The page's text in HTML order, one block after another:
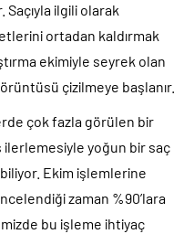
ilgili olarak
ortadan kaldırmak
ekimiyle seyrek olan
çizilmeye başlanır.
çok fazla görülen bir
yoğun bir saç
Ekim işlemlerine
zaman %90’lara
bu işleme ihtiyaç